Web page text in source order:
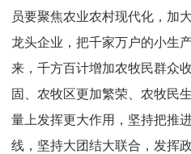
员要聚焦农业农村现代化，加
龙头企业，把千家万户的小生
来，千方百计增加农牧民群众
固、农牧区更加繁荣、农牧民
量上发挥更大作用，坚持把推
线，坚持大团结大联合，发挥